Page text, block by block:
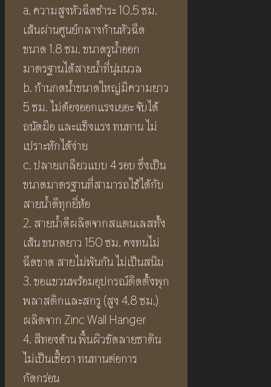
a. ความสูงหัวฉีดชำระ 10.5 ซม.
เส้นผ่านศูนย์กลางก้านหัวฉีด
ขนาด 1.8 ซม. ขนาดรูน้ำออก
มาตรฐานได้สายน้ำที่นุ่มนวล
b. ก้านกดน้ำขนาดใหญ่มีความยาว
5 ซม. ไม่ต้องออกแรงเยอะ จับได้
ถนัดมือ และแข็งแรง ทนทาน ไม่
เปราะหักได้ง่าย
c. ปลายเกลียวแบบ 4 รอบ ซึ่งเป็น
ขนาดมาตรฐานที่สามารถใช้ได้กับ
สายน้ำดีทุกยี่ห้อ
2. สายน้ำดีผลิตจากสแตนเลสทั้ง
เส้น ขนาดยาว 150 ซม. คงทนไม่
ฉีดขาด สายไม่พันกัน ไม่เป็นสนิม
3. ขอแขวนพร้อมอุปกรณ์ติดตั้งพุก
พลาสติกและสกรู (สูง 4.8 ซม.)
ผลิตจาก Zinc Wall Hanger
4. สีทองด้าน พื้นผิวขัดลายซาติน
ไม่เป็นเชื้อรา ทนทานต่อการ
กัดกร่อน